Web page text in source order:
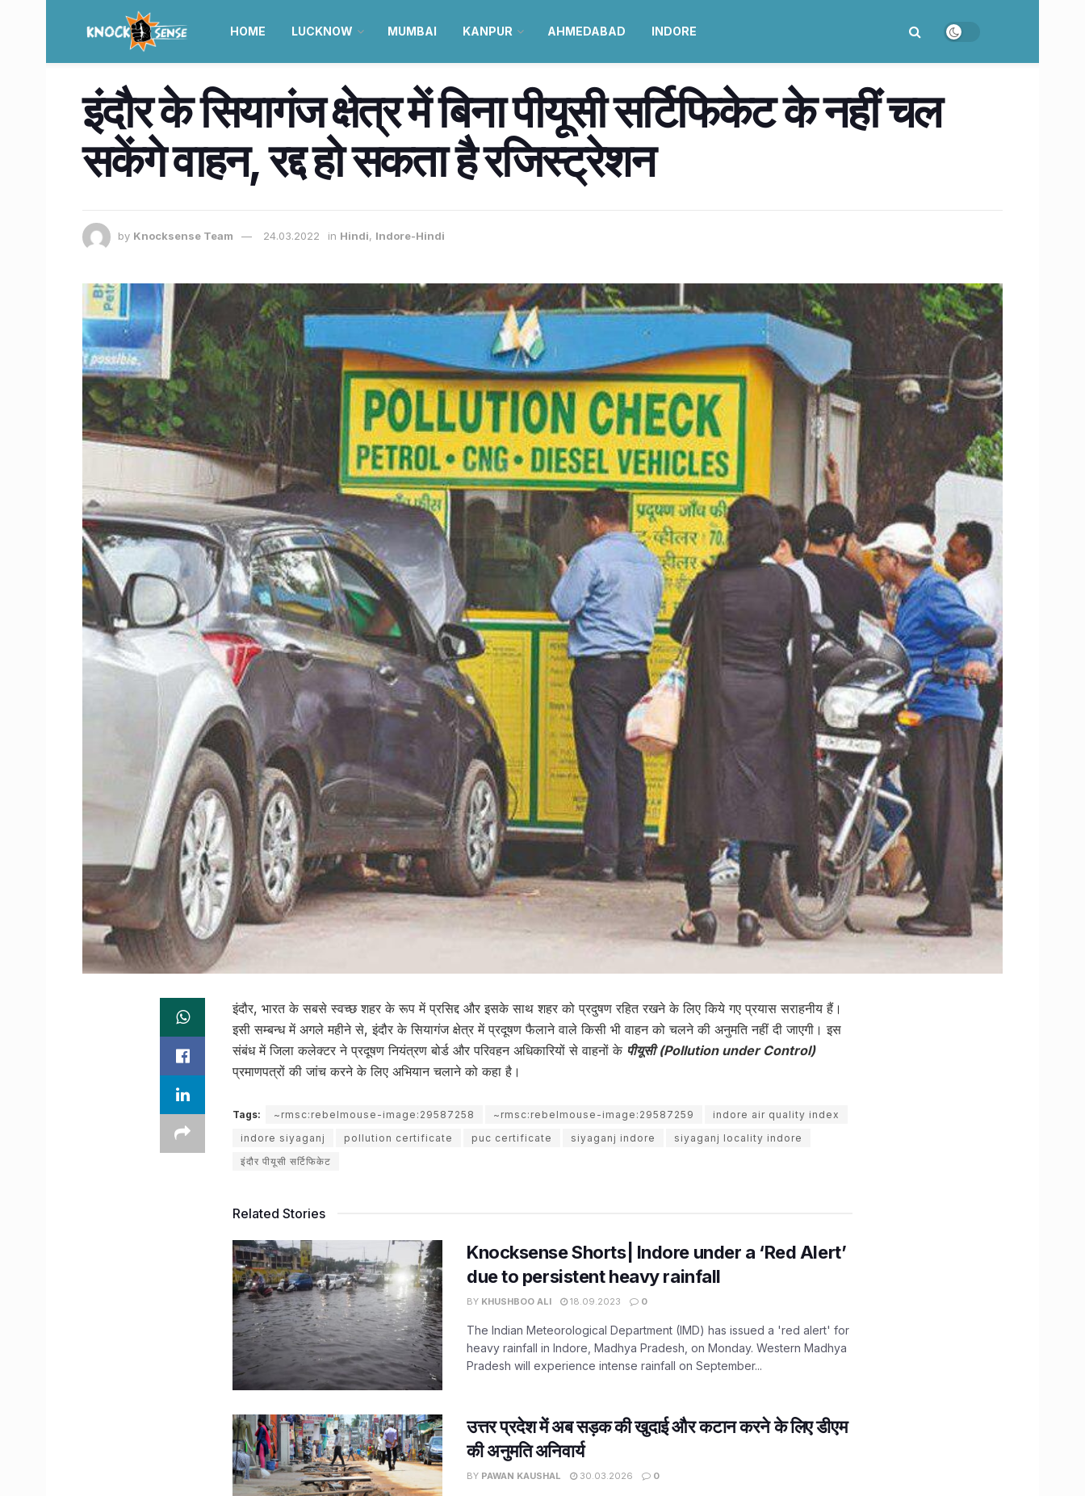
HOME LUCKNOW MUMBAI KANPUR AHMEDABAD INDORE
इंदौर के सियागंज क्षेत्र में बिना पीयूसी सर्टिफिकेट के नहीं चल
सकेंगे वाहन, रद्द हो सकता है रजिस्ट्रेशन
by Knocksense Team 24.03.2022 in Hindi, Indore-Hindi
इंदौर, भारत के सबसे स्वच्छ शहर के रूप में प्रसिद्द और इसके साथ शहर को प्रदुषण रहित रखने के लिए किये गए प्रयास सराहनीय हैं।
इसी सम्बन्ध में अगले महीने से, इंदौर के सियागंज क्षेत्र में प्रदूषण फैलाने वाले किसी भी वाहन को चलने की अनुमति नहीं दी जाएगी। इस
संबंध में जिला कलेक्टर ने प्रदूषण नियंत्रण बोर्ड और परिवहन अधिकारियों से वाहनों के पीयूसी (Pollution under Control)
प्रमाणपत्रों की जांच करने के लिए अभियान चलाने को कहा है।
Tags: ~rmsc:rebelmouse-image:29587258 ~rmsc:rebelmouse-image:29587259
indore air quality index
indore siyaganj
pollution certificate puc certificate siyaganj indore
siyaganj locality indore
इंदौर पीयूसी सर्टिफिकेट
Related Stories
Knocksense Shorts| Indore under a ‘Red Alert’
due to persistent heavy rainfall
BY KHUSHBOO ALI 18.09.2023 0
The Indian Meteorological Department (IMD) has issued a 'red alert' for
heavy rainfall in Indore, Madhya Pradesh, on Monday. Western Madhya
Pradesh will experience intense rainfall on September...
उत्तर प्रदेश में अब सड़क की खुदाई और कटान करने के लिए डीएम
की अनुमति अनिवार्य
BY PAWAN KAUSHAL 30.03.2026 0